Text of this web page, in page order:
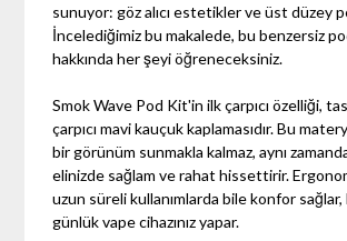
sunuyor: göz alıcı estetikler ve üst düzey
İncelediğimiz bu makalede, bu benzersiz
hakkında her şeyi öğreneceksiniz.
Smok Wave Pod Kit'in ilk çarpıcı özelliği,
çarpıcı mavi kauçuk kaplamasıdır. Bu
bir görünüm sunmakla kalmaz, aynı
elinizde sağlam ve rahat hissettirir.
uzun süreli kullanımlarda bile konfor sağlar,
günlük vape cihazınız yapar.